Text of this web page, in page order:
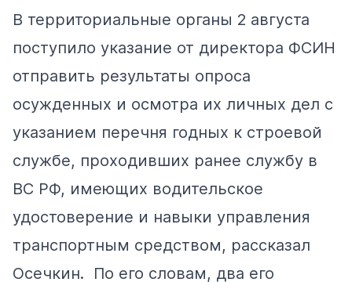
В территориальные органы 2 августа
поступило указание от директора ФСИН
отправить результаты опроса
осужденных и осмотра их личных дел с
указанием перечня годных к строевой
службе, проходивших ранее службу в
ВС РФ, имеющих водительское
удостоверение и навыки управления
транспортным средством, рассказал
Осечкин. По его словам, два его